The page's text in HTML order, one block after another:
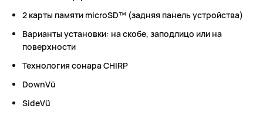
2 карты памяти microSD™ (задняя панель устройства)
Варианты установки: на скобе, заподлицо или на
поверхности
Технология сонара CHIRP
DownVü
SideVü